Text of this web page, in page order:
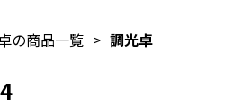
の商品一覧 調光卓